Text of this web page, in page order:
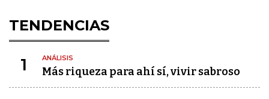
TENDENCIAS
1 ANÁLISIS
Más riqueza para ahí sí, vivir sabroso